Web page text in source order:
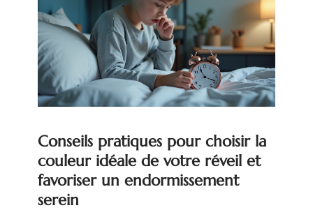
Conseils pratiques pour choisir la
couleur idéale de votre réveil et
favoriser un endormissement
serein